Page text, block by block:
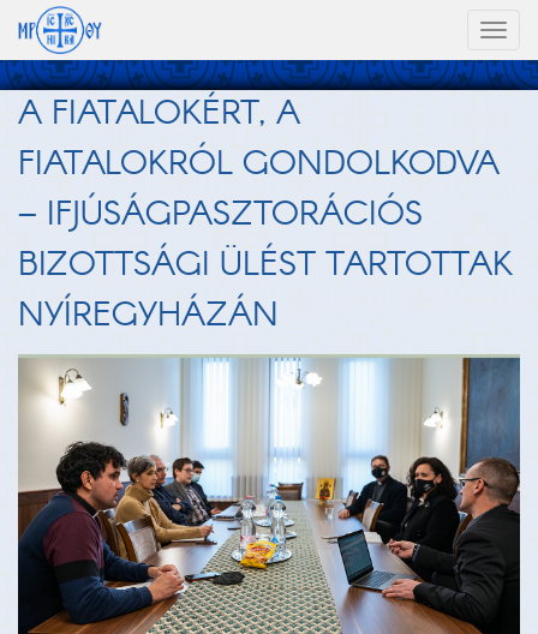
A FIATALOKÉRT, A
FIATALOKRÓL GONDOLKODVA
– IFJÚSÁGPASZTORÁCIÓS
BIZOTTSÁGI ÜLÉST TARTOTTAK
NYÍREGYHÁZÁN